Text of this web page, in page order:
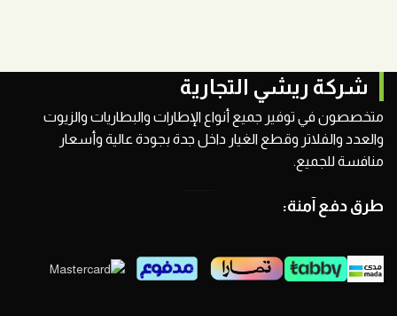
شركة ريشي التجارية
متخصصون في توفير جميع أنواع الإطارات والبطاريات والزيوت
والعدد والفلاتر وقطع الغيار داخل جدة بجودة عالية وأسعار
منافسة للجميع.
طرق دفع آمنة: